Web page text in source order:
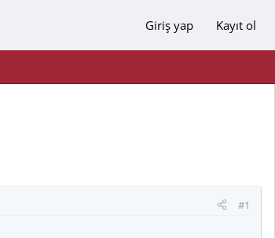
Giriş yap Kayıt ol
#1